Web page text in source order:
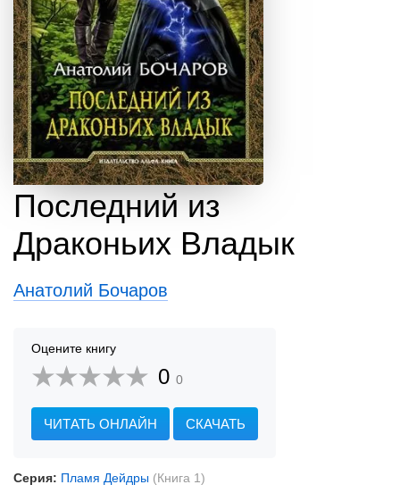
Последний из
Драконьих Владык
Анатолий Бочаров
Оцените книгу
0 0
ЧИТАТЬ ОНЛАЙН СКАЧАТЬ
Серия: Пламя Дейдры (Книга 1)